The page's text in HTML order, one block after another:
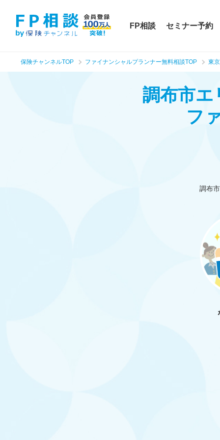
FP相談 セミナー予約
保険チャンネルTOP ファイナンシャルプランナー無料相談TOP 東
調布市エ
フ
調布